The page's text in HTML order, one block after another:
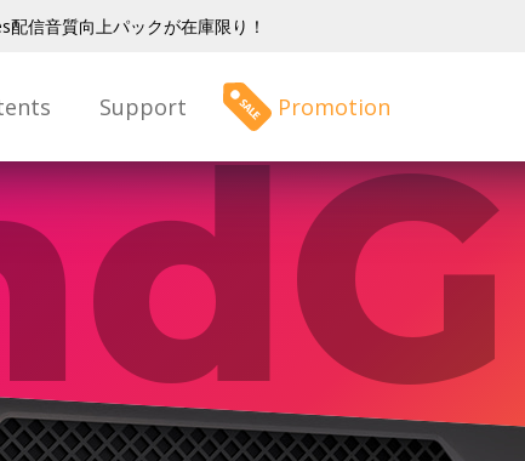
配信音質向上パックが在庫限り！
Support Promotion